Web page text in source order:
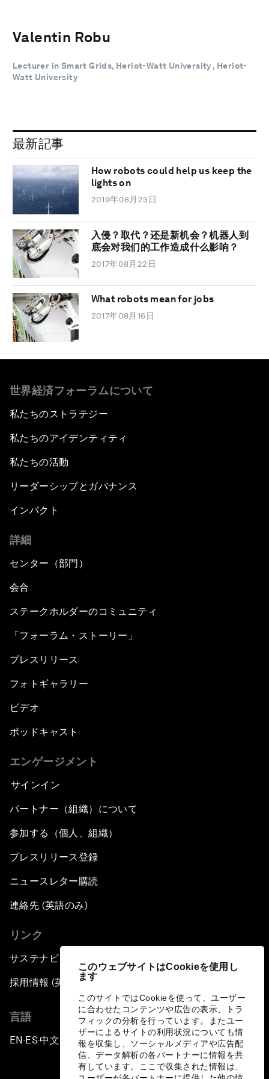
このウェブサイトはCookieを使用し
ます
このサイトではCookieを使って、ユーザー
に合わせたコンテンツや広告の表示、トラ
フィックの分析を行っています。またユー
ザーによるサイトの利用状況についても情
報を収集し、ソーシャルメディアや広告配
信、データ解析の各パートナーに情報を共
有しています。ここで収集された情報は、
Valentin Robu
Lecturer in Smart Grids, Heriot-Watt University , Heriot-
Watt University
最新記事
How robots could help us keep the
lights on
2019年08月23日
入侵？取代？还是新机会？机器人到
底会对我们的工作造成什么影响？
2017年08月22日
What robots mean for jobs
2017年08月16日
世界経済フォーラムについて
私たちのストラテジー
私たちのアイデンティティ
私たちの活動
リーダーシップとガバナンス
インパクト
詳細
センター（部門）
会合
ステークホルダーのコミュニティ
「フォーラム・ストーリー」
プレスリリース
フォトギャラリー
ビデオ
ポッドキャスト
エンゲージメント
サインイン
パートナー（組織）について
参加する（個人、組織）
プレスリリース登録
ニュースレター購読
連絡先 (英語のみ)
リンク
サステナビリティへの取り組み
採用情報 (英語のみ)
言語
EN ▪ ES▪中文▪ 日本語